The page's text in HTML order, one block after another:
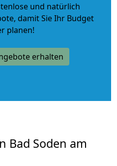
und natürlich
, damit Sie Ihr Budget
planen!
erhalten
Bad Soden am